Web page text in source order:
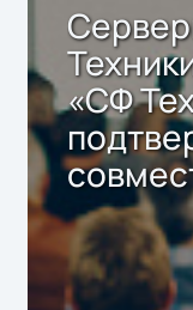
«СФ
Storage